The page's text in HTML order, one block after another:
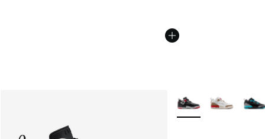
Weitere Farben